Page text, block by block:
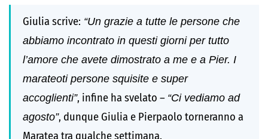
Giulia scrive: “Un grazie a tutte le persone che
abbiamo incontrato in questi giorni per tutto
l’amore che avete dimostrato a me e a Pier. I
marateoti persone squisite e super
accoglienti”, infine ha svelato – “Ci vediamo ad
agosto”, dunque Giulia e Pierpaolo torneranno a
Maratea tra qualche settimana.